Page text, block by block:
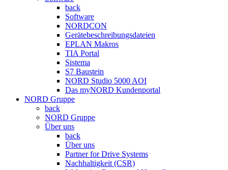
back
Software
NORDCON
Gerätebeschreibungsdateien
EPLAN Makros
TIA Portal
Sistema
S7 Baustein
NORD Studio 5000 AOI
Das myNORD Kundenportal
NORD Gruppe
back
NORD Gruppe
Über uns
back
Über uns
Partner for Drive Systems
Nachhaltigkeit (CSR)